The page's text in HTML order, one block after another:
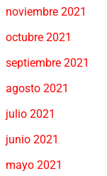
noviembre 2021
octubre 2021
septiembre 2021
agosto 2021
julio 2021
junio 2021
mayo 2021